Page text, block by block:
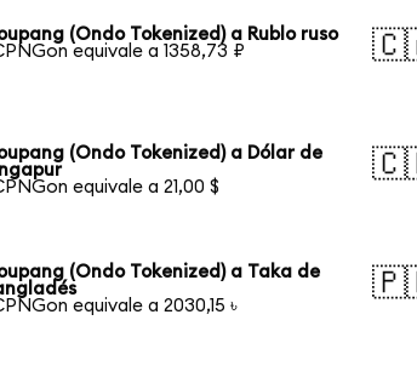
(Ondo Tokenized) a Rublo ruso
equivale a 1358,73 ₽
(Ondo Tokenized) a Dólar de
equivale a 21,00 $
(Ondo Tokenized) a Taka de
equivale a 2030,15 ৳